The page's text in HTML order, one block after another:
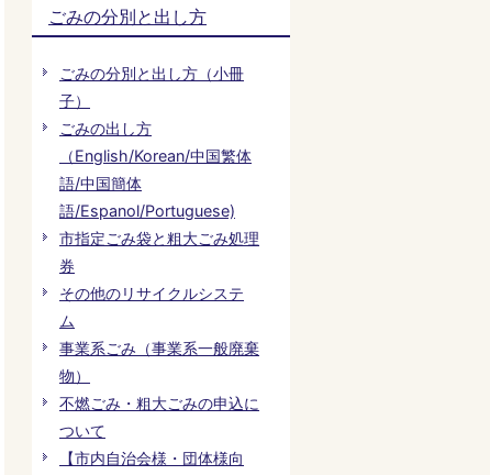
ごみの分別と出し方
ごみの分別と出し方（小冊
子）
ごみの出し方
（English/Korean/中国繁体
語/中国簡体
語/Espanol/Portuguese)
市指定ごみ袋と粗大ごみ処理
券
その他のリサイクルシステ
ム
事業系ごみ（事業系一般廃棄
物）
不燃ごみ・粗大ごみの申込に
ついて
【市内自治会様・団体様向